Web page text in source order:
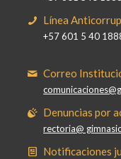
Línea
+57 601 5 40
Correo
Denuncias por
rectoria@
Notificaciones